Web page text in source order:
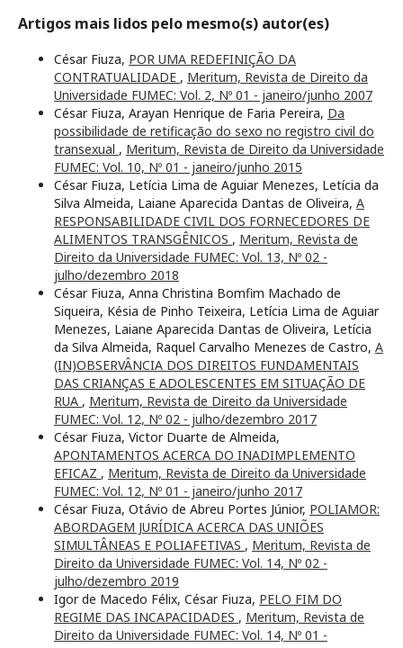
Artigos mais lidos pelo mesmo(s) autor(es)
César Fiuza, POR UMA REDEFINIÇÃO DA
CONTRATUALIDADE , Meritum, Revista de Direito da
Universidade FUMEC: Vol. 2, Nº 01 - janeiro/junho 2007
César Fiuza, Arayan Henrique de Faria Pereira, Da
possibilidade de retificação do sexo no registro civil do
transexual , Meritum, Revista de Direito da Universidade
FUMEC: Vol. 10, Nº 01 - janeiro/junho 2015
César Fiuza, Letícia Lima de Aguiar Menezes, Letícia da
Silva Almeida, Laiane Aparecida Dantas de Oliveira, A
RESPONSABILIDADE CIVIL DOS FORNECEDORES DE
ALIMENTOS TRANSGÊNICOS , Meritum, Revista de
Direito da Universidade FUMEC: Vol. 13, Nº 02 -
julho/dezembro 2018
César Fiuza, Anna Christina Bomfim Machado de
Siqueira, Késia de Pinho Teixeira, Letícia Lima de Aguiar
Menezes, Laiane Aparecida Dantas de Oliveira, Letícia
da Silva Almeida, Raquel Carvalho Menezes de Castro, A
(IN)OBSERVÂNCIA DOS DIREITOS FUNDAMENTAIS
DAS CRIANÇAS E ADOLESCENTES EM SITUAÇÃO DE
RUA , Meritum, Revista de Direito da Universidade
FUMEC: Vol. 12, Nº 02 - julho/dezembro 2017
César Fiuza, Victor Duarte de Almeida,
APONTAMENTOS ACERCA DO INADIMPLEMENTO
EFICAZ , Meritum, Revista de Direito da Universidade
FUMEC: Vol. 12, Nº 01 - janeiro/junho 2017
César Fiuza, Otávio de Abreu Portes Júnior, POLIAMOR:
ABORDAGEM JURÍDICA ACERCA DAS UNIÕES
SIMULTÂNEAS E POLIAFETIVAS , Meritum, Revista de
Direito da Universidade FUMEC: Vol. 14, Nº 02 -
julho/dezembro 2019
Igor de Macedo Félix, César Fiuza, PELO FIM DO
REGIME DAS INCAPACIDADES , Meritum, Revista de
Direito da Universidade FUMEC: Vol. 14, Nº 01 -